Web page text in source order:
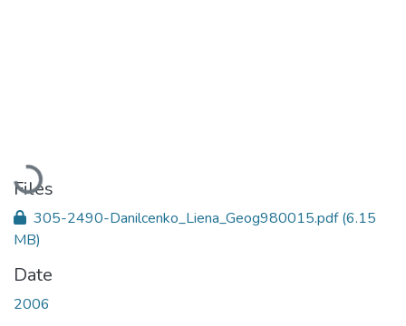
Loading...
Files
305-2490-Danilcenko_Liena_Geog980015.pdf(6.15
MB)
Date
2006